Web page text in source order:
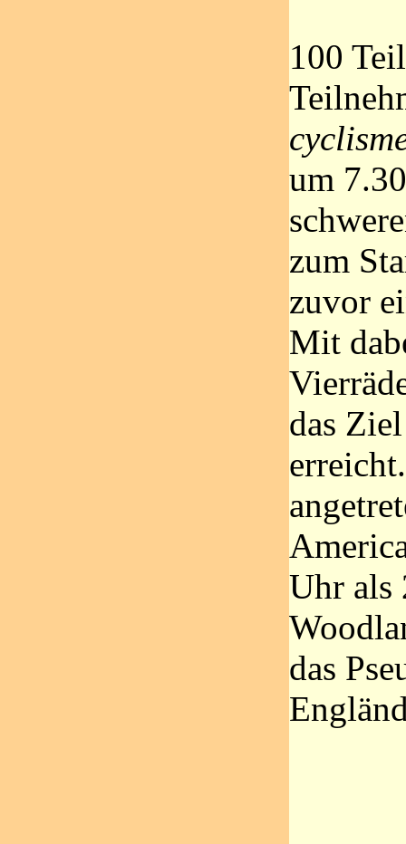
100
um
zum
zuvor
Mit
das
Uhr als
das